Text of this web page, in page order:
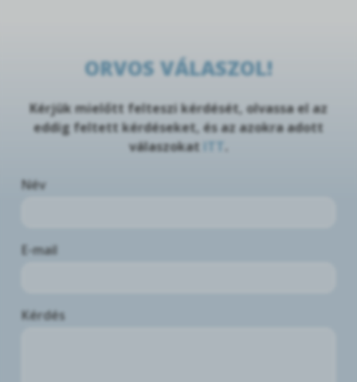
ORVOS VÁLASZOL!
Kérjük mielőtt felteszi kérdését, olvassa el az
eddig feltett kérdéseket, és az azokra adott
válaszokat ITT
Név
E-mail
Kérdés